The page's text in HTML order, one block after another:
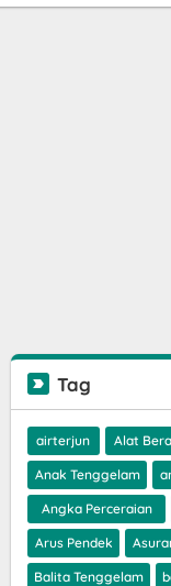
Tag
airterjun Alat
Anak Tenggelam
Angka Perceraian
Arus Pendek
Balita Tenggelam